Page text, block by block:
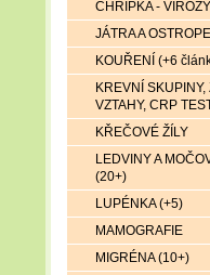
CHŘIPKA -
JÁTRA A
KOUŘENÍ (+6
KREVNÍ SKUPINY,
VZTAHY, CRP
KŘEČOVÉ ŽÍLY
LEDVINY A
(20+)
LUPÉNKA (+5)
MAMOGRAFIE
MIGRÉNA (10+)